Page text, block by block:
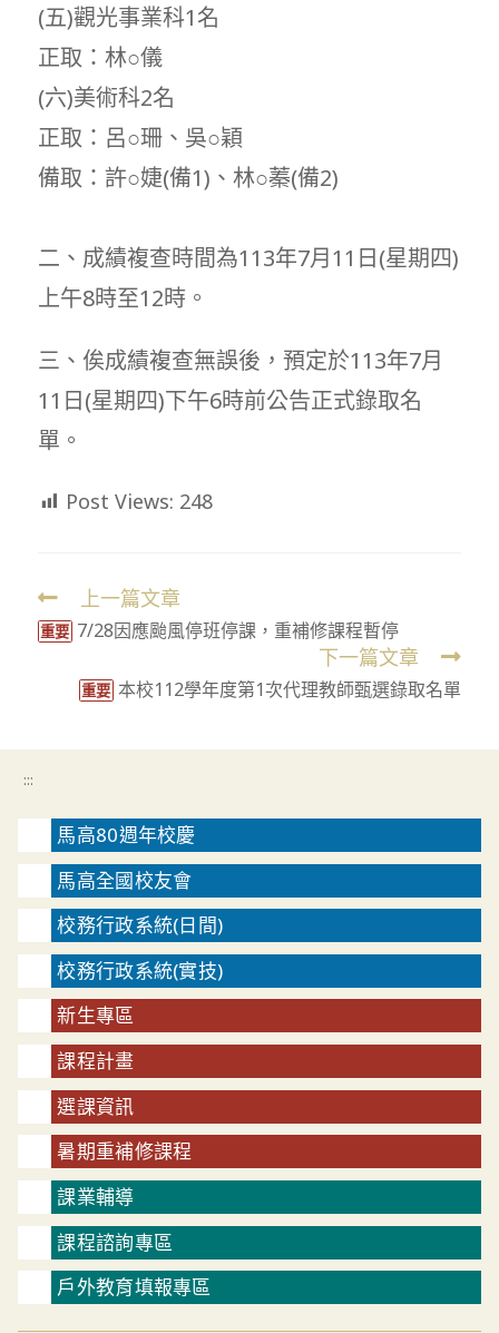
(五)觀光事業科1名
正取：林○儀
(六)美術科2名
正取：呂○珊、吳○穎
備取：許○婕(備1)、林○蓁(備2)
二、成績複查時間為113年7月11日(星期四)
上午8時至12時。
三、俟成績複查無誤後，預定於113年7月
11日(星期四)下午6時前公告正式錄取名
單。
Post Views: 248
Read
more
上一篇文章
重要 7/28因應颱風停班停課，重補修課程暫停
下一篇文章
重要 本校112學年度第1次代理教師甄選錄取名單
:::
馬高80週年校慶
馬高全國校友會
校務行政系統(日間)
校務行政系統(實技)
新生專區
課程計畫
選課資訊
暑期重補修課程
課業輔導
課程諮詢專區
戶外教育填報專區